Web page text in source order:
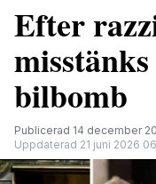
Efter
bilbomb
Publicerad 14 december
Uppdaterad 21 juni 2026